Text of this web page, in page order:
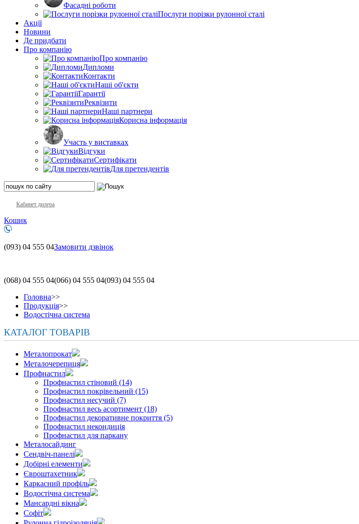
Фасадні роботи
Послуги порізки рулонної сталі
Акції
Новини
Де придбати
Про компанію
Про компанію
Дипломи
Контакти
Наші об'єкти
Гарантії
Реквізити
Наші партнери
Корисна інформація
Участь у виставках
Відгуки
Сертифікати
Для претендентів
Кабинет дилера
Кошик
(093) 04 555 04Замовити дзвінок
(068) 04 555 04(066) 04 555 04(093) 04 555 04
Головна>>
Продукція>>
Водостічна система
КАТАЛОГ ТОВАРІВ
Металопрокат
Металочерепиця
Профнастил
Профнастил стіновий (14)
Профнастил покрівельний (15)
Профнастил несучий (7)
Профнастил весь асортимент (18)
Профнастил декоративне покриття (5)
Профнастил некондиція
Профнастил для паркану
Металосайдинг
Сендвіч-панелі
Добірні елементи
Євроштахетник
Каркасний профіль
Водостічна система
Мансардні вікна
Софіт